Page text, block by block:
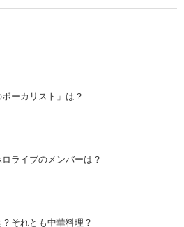
ーカリスト」は？
ライブのメンバーは？
それとも中華料理？